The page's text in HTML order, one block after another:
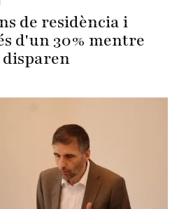
de residència i
d'un 30% mentre
disparen